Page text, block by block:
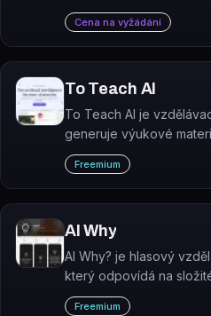
znalostní základnu
přístupnými přímo v
Cena na vyžádání
To Teach AI
To Teach AI je
generuje výukové
pomocí umělé inteligence.
Freemium
AI Why
AI Why? je hlasový
který odpovídá na
jazykem – jako byste byli
Freemium